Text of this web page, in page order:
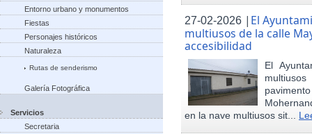
Entorno urbano y monumentos
Fiestas
Personajes históricos
Naturaleza
Rutas de senderismo
Galería Fotográfica
Servicios
Secretaria
27-02-2026 | El
multiusos de la calle
accesibilidad
El
en la nave multiusos sit...